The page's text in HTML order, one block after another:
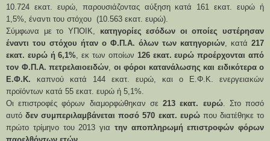
10.724 εκατ. ευρώ, παρουσιάζοντας αύξηση κατά 161 εκατ. ευρώ ή
1,5%, έναντι του στόχου (10.563 εκατ. ευρώ).
Σύμφωνα με το ΥΠΟΙΚ, κατηγορίες εσόδων οι οποίες υστέρησαν
έναντι του στόχου ήταν ο Φ.Π.Α. όλων των κατηγοριών , κατά 217
εκατ. ευρώ ή 6,1% , εκ των οποίων 126 εκατ. ευρώ προέρχονται από
τον Φ.Π.Α. πετρελαιοειδών οι φόροι κατανάλωσης και ειδικότερα ο
Ε.Φ.Κ. καπνού κατά 144 εκατ. ευρώ, και ο Ε.Φ.Κ. ενεργειακών
προϊόντων κατά 55 εκατ. ευρώ ή 5,1%.
Οι επιστροφές φόρων διαμορφώθηκαν σε213 εκατ. ευρώ. Στο ποσό
αυτόδεν συμπεριλαμβάνεται ποσό 570 εκατ. ευρώπου διατέθηκε το
πρώτο τρίμηνο του 2013 για την αποπληρωμή επιστροφών φόρων